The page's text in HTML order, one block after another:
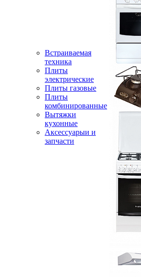
Встраиваемая
техника
Плиты
электрические
Плиты газовые
Плиты
комбинированные
Вытяжки
кухонные
Аксессуарыи и
запчасти